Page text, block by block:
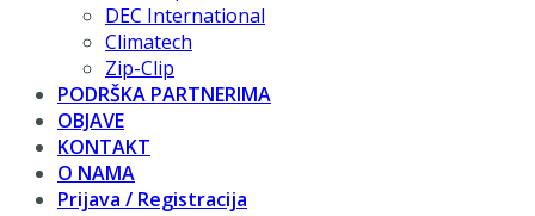
DEC International
Climatech
Zip-Clip
PODRŠKA PARTNERIMA
OBJAVE
KONTAKT
O NAMA
Prijava / Registracija